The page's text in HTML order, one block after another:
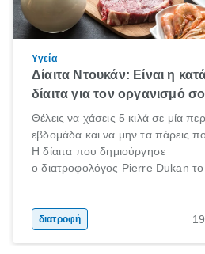
Υγεία
Δίαιτα Ντουκάν: Είναι η
δίαιτα για τον οργανισμό
Θέλεις να χάσεις 5 κιλά σε μία
εβδομάδα και να μην τα πάρεις
Η δίαιτα που δημιούργησε
ο διατροφολόγος Pierre Dukan
δημητριακά ολικής άλεσης,
και ένας ημερήσιος περίπατος 20
διατροφή